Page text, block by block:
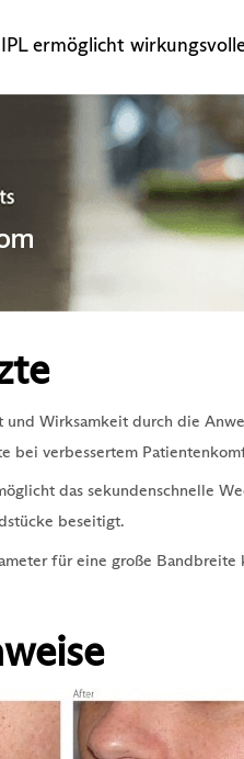
ermöglicht
Wirksamkeit durch die
bei verbessertem
das sekundenschnelle
beseitigt.
für eine große